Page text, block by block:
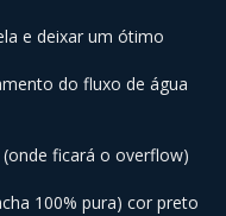
e deixar um ótimo
do fluxo de água
ficará o overflow)
100% pura) cor preto